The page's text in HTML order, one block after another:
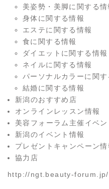
美姿勢・美脚に関する情
身体に関する情報
エステに関する情報
食に関する情報
ダイエットに関する情報
ネイルに関する情報
パーソナルカラーに関す
結婚に関する情報
新潟のおすすめ店
オンラインレッスン情報
美容フォーラム主催イベ
新潟のイベント情報
プレゼントキャンペーン情
協力店
http://ngt.beauty-